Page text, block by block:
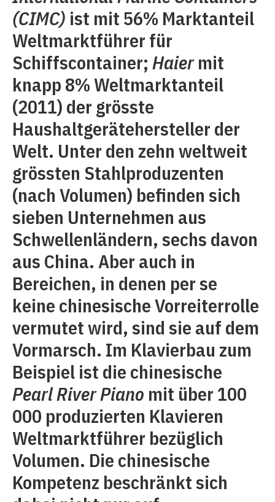
(CIMC) ist mit 56% Marktanteil
Weltmarktführer für
Schiffscontainer; Haiermit
knapp 8% Weltmarktanteil
(2011) der grösste
Haushaltgerätehersteller der
Welt. Unter den zehn weltweit
grössten Stahlproduzenten
(nach Volumen) befinden sich
sieben Unternehmen aus
Schwellenländern, sechs davon
aus China. Aber auch in
Bereichen, in denen per se
keine chinesische Vorreiterrolle
vermutet wird, sind sie auf dem
Vormarsch. Im Klavierbau zum
Beispiel ist die chinesische
Pearl River Piano mit über 100
000 produzierten Klavieren
Weltmarktführer bezüglich
Volumen. Die chinesische
Kompetenz beschränkt sich